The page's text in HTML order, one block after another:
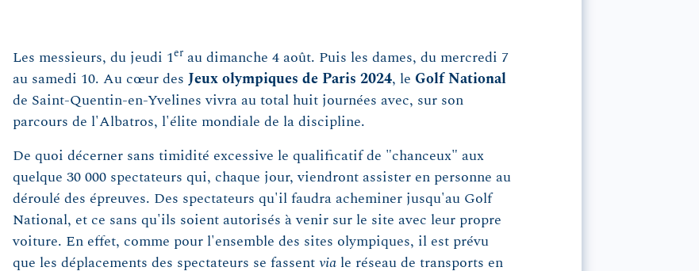
Les messieurs, du jeudi 1er au dimanche 4 août. Puis les dames, du mercredi 7
au samedi 10. Au cœur des Jeux olympiques de Paris 2024, le Golf National
de Saint-Quentin-en-Yvelines vivra au total huit journées avec, sur son
parcours de l'Albatros, l'élite mondiale de la discipline.
De quoi décerner sans timidité excessive le qualificatif de "chanceux" aux
quelque 30 000 spectateurs qui, chaque jour, viendront assister en personne au
déroulé des épreuves. Des spectateurs qu'il faudra acheminer jusqu'au Golf
National, et ce sans qu'ils soient autorisés à venir sur le site avec leur propre
voiture. En effet, comme pour l'ensemble des sites olympiques, il est prévu
que les déplacements des spectateurs se fassent viale réseau de transports en